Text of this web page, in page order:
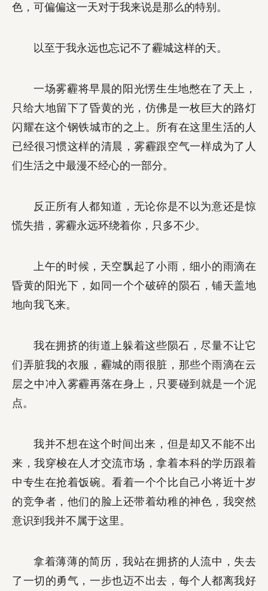
色，可偏偏这一天对于我来说是那么的特别。
以至于我永远也忘记不了霾城这样的天。
一场雾霾将早晨的阳光愣生生地憋在了天上，
只给大地留下了昏黄的光，仿佛是一枚巨大的路灯
闪耀在这个钢铁城市的之上。所有在这里生活的人
已经很习惯这样的清晨，雾霾跟空气一样成为了人
们生活之中最漫不经心的一部分。
反正所有人都知道，无论你是不以为意还是惊
慌失措，雾霾永远环绕着你，只多不少。
上午的时候，天空飘起了小雨，细小的雨滴在
昏黄的阳光下，如同一个个破碎的陨石，铺天盖地
地向我飞来。
我在拥挤的街道上躲着这些陨石，尽量不让它
们弄脏我的衣服，霾城的雨很脏，那些个雨滴在云
层之中冲入雾霾再落在身上，只要碰到就是一个泥
点。
我并不想在这个时间出来，但是却又不能不出
来，我穿梭在人才交流市场，拿着本科的学历跟着
中专生在抢着饭碗。看着一个个比自己小将近十岁
的竞争者，他们的脸上还带着幼稚的神色，我突然
意识到我并不属于这里。
拿着薄薄的简历，我站在拥挤的人流中，失去
了一切的勇气，一步也迈不出去，每个人都离我好